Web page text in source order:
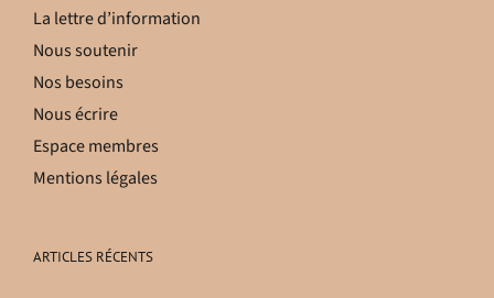
La lettre d’information
Nous soutenir
Nos besoins
Nous écrire
Espace membres
Mentions légales
ARTICLES RÉCENTS